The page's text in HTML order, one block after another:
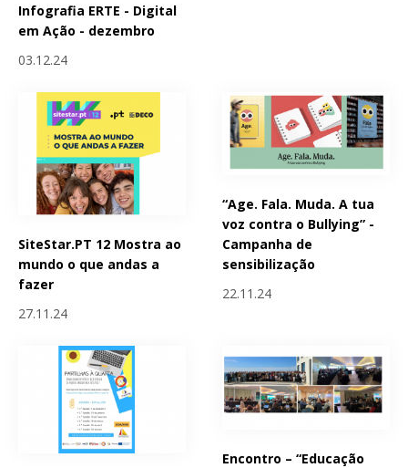
Infografia ERTE - Digital
em Ação - dezembro
03.12.24
SiteStar.PT 12 Mostra ao
mundo o que andas a
fazer
27.11.24
“Age. Fala. Muda. A tua
voz contra o Bullying” -
Campanha de
sensibilização
22.11.24
Encontro – “Educação